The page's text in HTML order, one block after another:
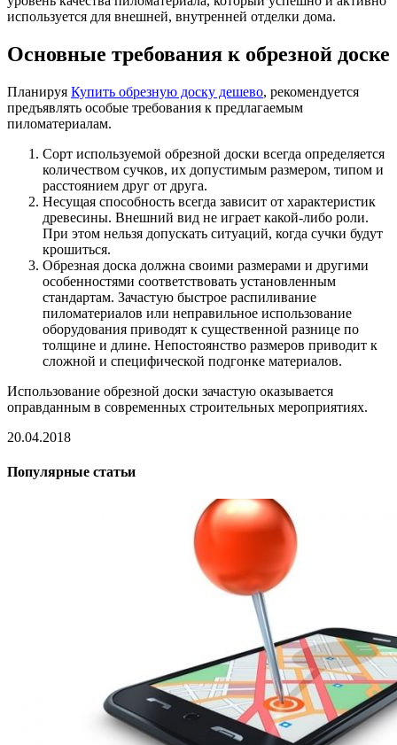
используется для внешней, внутренней отделки дома.
Основные требования к обрезной доске
Планируя Купить обрезную доску дешево, рекомендуется
предъявлять особые требования к предлагаемым
пиломатериалам.
Сорт используемой обрезной доски всегда определяется
количеством сучков, их допустимым размером, типом и
расстоянием друг от друга.
Несущая способность всегда зависит от характеристик
древесины. Внешний вид не играет какой-либо роли.
При этом нельзя допускать ситуаций, когда сучки будут
крошиться.
Обрезная доска должна своими размерами и другими
особенностями соответствовать установленным
стандартам. Зачастую быстрое распиливание
пиломатериалов или неправильное использование
оборудования приводят к существенной разнице по
толщине и длине. Непостоянство размеров приводит к
сложной и специфической подгонке материалов.
Использование обрезной доски зачастую оказывается
оправданным в современных строительных мероприятиях.
20.04.2018
Популярные статьи